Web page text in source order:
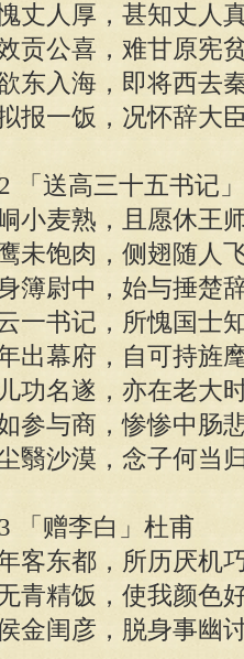
人厚，甚知丈人真
公喜，难甘原宪贫
入海，即将西去秦
一饭，况怀辞大臣
「送高三十五书记
麦熟，且愿休王师
饱肉，侧翅随人飞
尉中，始与捶楚辞
书记，所愧国士知
幕府，自可持旌麾
名遂，亦在老大时
与商，惨惨中肠悲
沙漠，念子何当归
「赠李白」杜甫
东都，所历厌机巧
精饭，使我颜色好
闺彦，脱身事幽讨